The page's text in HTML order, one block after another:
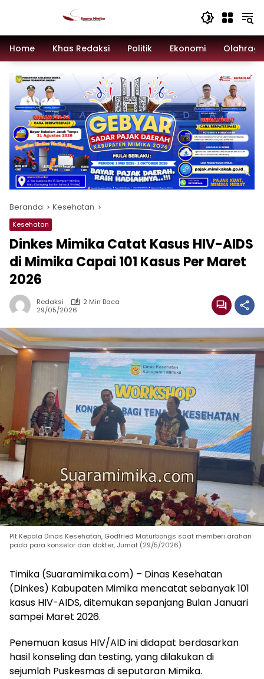
Home
Khas Redaksi Politik Ekonomi
Beranda Kesehatan
Kesehatan
Dinkes Mimika Catat Kasus HIV-AIDS
di Mimika Capai 101 Kasus Per Maret
2026
Redaksi
2 Min Baca
29/05/2026
Plt Kepala Dinas Kesehatan, Godfried Maturbongs saat memberi arahan
pada para konselor dan dokter, Jumat (29/5/2026).
Timika (Suaramimika.com) – Dinas Kesehatan
(Dinkes) Kabupaten Mimika mencatat sebanyak 101
kasus HIV-AIDS, ditemukan sepanjang Bulan Januari
sampei Maret 2026.
Penemuan kasus HIV/AID ini didapat berdasarkan
hasil konseling dan testing, yang dilakukan di
sejumlah Puskesmas di seputaran Mimika.